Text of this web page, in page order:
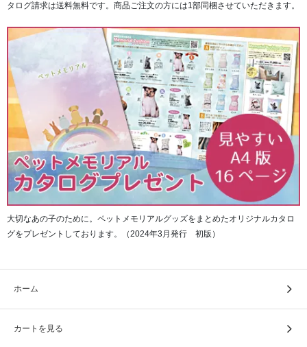
ると非常に便利です。
タログ請求は送料無料です。商品ご注文の方には1部同梱させていただきます。
大切なあの子のために。ペットメモリアルグッズをまとめたオリジナルカタロ
グをプレゼントしております。（2024年3月発行 初版）
ホーム
カートを見る